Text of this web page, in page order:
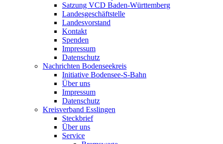
Satzung VCD Baden-Württemberg
Landesgeschäftstelle
Landesvorstand
Kontakt
Spenden
Impressum
Datenschutz
Nachrichten Bodenseekreis
Initiative Bodensee-S-Bahn
Über uns
Impressum
Datenschutz
Kreisverband Esslingen
Steckbrief
Über uns
Service